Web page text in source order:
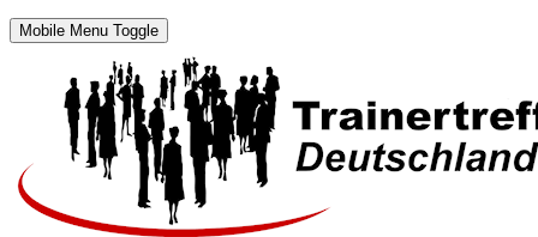
Mobile Menu Toggle